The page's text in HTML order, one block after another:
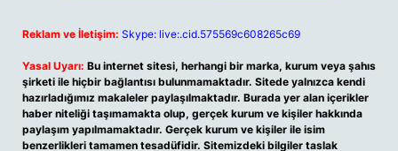
Reklam ve İletişim: Skype: live:.cid.575569c608265c69
Yasal Uyarı: Bu internet sitesi, herhangi bir marka, kurum veya şahıs
şirketi ile hiçbir bağlantısı bulunmamaktadır. Sitede yalnızca kendi
hazırladığımız makaleler paylaşılmaktadır. Burada yer alan içerikler
haber niteliği taşımamakta olup, gerçek kurum ve kişiler hakkında
paylaşım yapılmamaktadır. Gerçek kurum ve kişiler ile isim
benzerlikleri tamamen tesadüfidir. Sitemizdeki bilgiler taslak